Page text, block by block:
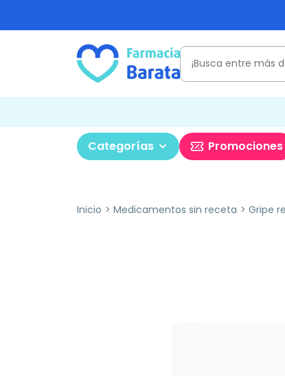
Categorías Promociones
Inicio Medicamentos sin receta Gripe